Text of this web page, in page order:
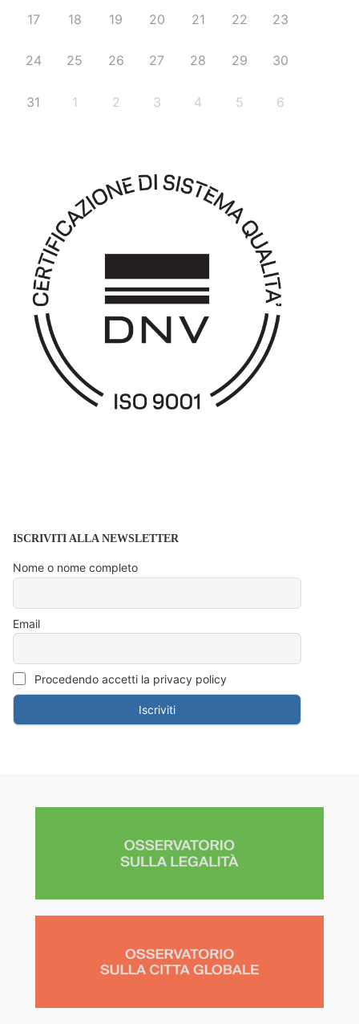
17 18 19 20 21 22 23
24 25 26 27 28 29 30
31 1 2 3 4 5 6
ISCRIVITI ALLA NEWSLETTER
Nome o nome completo
Email
Procedendo accetti la privacy policy